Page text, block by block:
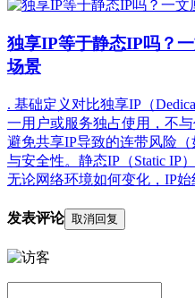
独享IP等于静态IP吗？
场景
. 基础定义对比独享IP（
一用户或服务独占使用，不
避免共享IP导致的连带风险
与安全性。静态IP（Static IP
无论网络环境如何变化，IP
发表评论 取消回复